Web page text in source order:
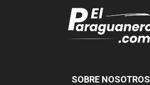
SOBRE NOSOTROS